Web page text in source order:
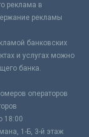
реклама в
рекламы
банковских
и услугах можно
банка.
операторов
18:00
1-Б, 3-й этаж